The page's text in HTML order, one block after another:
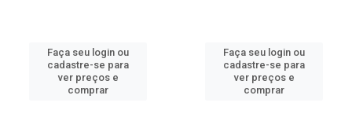
Faça seu login ou
cadastre-se para
ver preços e
comprar
Faça seu login ou
cadastre-se para
ver preços e
comprar